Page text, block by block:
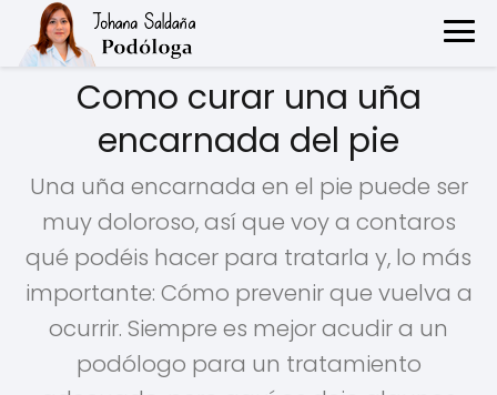
Como curar una uña
encarnada del pie
Una uña encarnada en el pie puede ser
muy doloroso, así que voy a contaros
qué podéis hacer para tratarla y, lo más
importante: Cómo prevenir que vuelva a
ocurrir. Siempre es mejor acudir a un
podólogo para un tratamiento